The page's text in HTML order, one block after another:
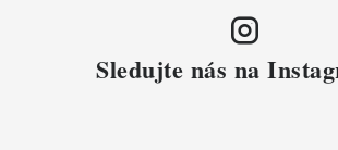
Sledujte nás na